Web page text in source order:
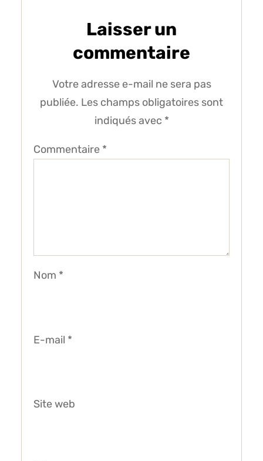
Laisser un
commentaire
Votre adresse e-mail ne sera pas
publiée. Les champs obligatoires sont
indiqués avec *
Commentaire *
Nom *
E-mail *
Site web